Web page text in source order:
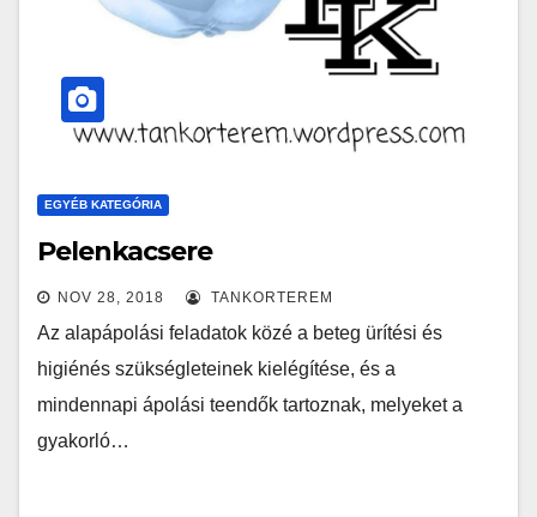
EGYÉB KATEGÓRIA
Pelenkacsere
NOV 28, 2018 TANKORTEREM
Az alapápolási feladatok közé a beteg ürítési és
higiénés szükségleteinek kielégítése, és a
mindennapi ápolási teendők tartoznak, melyeket a
gyakorló…